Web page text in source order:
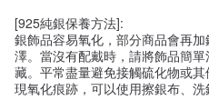
[925純銀保養方法]:
銀飾品容易氧化，部分商品會再
澤。當沒有配戴時，請將飾品簡
藏。平常盡量避免接觸硫化物或
現氧化痕跡，可以使用擦銀布、洗